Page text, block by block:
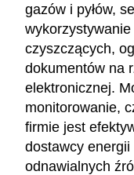
gazów i pyłów,
czyszczących,
dokumentów na
elektronicznej.
monitorowanie,
firmie jest
dostawcy
odnawialnych